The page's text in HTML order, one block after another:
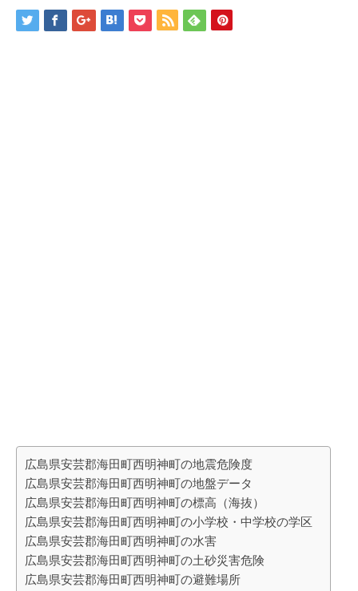
広島県安芸郡海田町西明神町の地震危険度
広島県安芸郡海田町西明神町の地盤データ
広島県安芸郡海田町西明神町の標高（海抜）
広島県安芸郡海田町西明神町の小学校・中学校の学区
広島県安芸郡海田町西明神町の水害
広島県安芸郡海田町西明神町の土砂災害危険
広島県安芸郡海田町西明神町の避難場所